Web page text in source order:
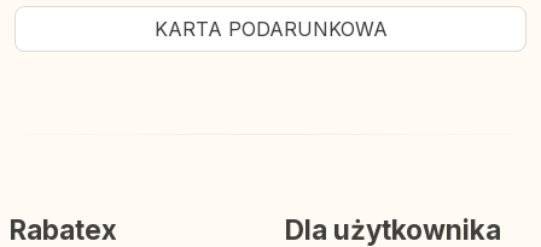
KARTA PODARUNKOWA
Rabatex Dla użytkownika